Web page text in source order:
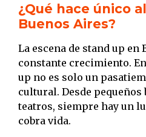
¿Qué hace único
Buenos Aires?
La escena de stand up en
constante crecimiento.
up no es solo un
cultural. Desde pequeños
teatros, siempre hay un
cobra vida.